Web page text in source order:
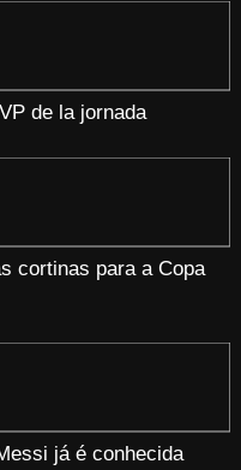
de la jornada
cortinas para a Copa
já é conhecida